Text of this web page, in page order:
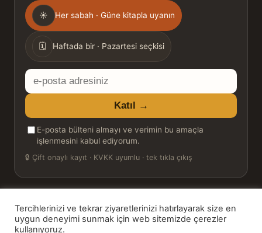
Gönderim
sıklığı
☀ Her sabah · Güne kitapla uyanın
🗓 Haftada bir · Pazartesi seçkisi
E-
posta
adresiniz
Katıl →
E-posta bülteni almayı ve verimin bu amaçla
işlenmesini kabul ediyorum.
🔒 Çift onaylı kayıt · KVKK uyumlu · tek tıkla çıkış
© 2026 Bookinton — Türkiye’nin Kitap Platformu
Tercihlerinizi ve tekrar ziyaretlerinizi hatırlayarak size en
uygun deneyimi sunmak için web sitemizde çerezler
kullanıyoruz.